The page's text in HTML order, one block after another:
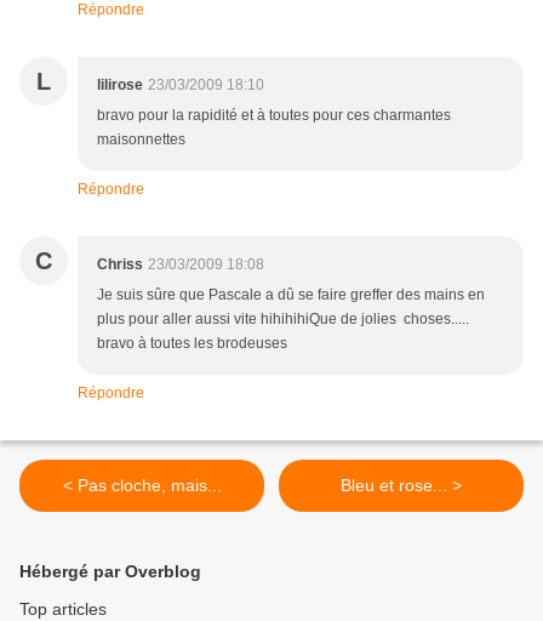
Répondre
L lilirose 23/03/2009 18:10
bravo pour la rapidité et à toutes pour ces charmantes
maisonnettes
Répondre
C Chriss 23/03/2009 18:08
Je suis sûre que Pascale a dû se faire greffer des mains en
plus pour aller aussi vite hihihihiQue de jolies choses.....
bravo à toutes les brodeuses
Répondre
< Pas cloche, mais... Bleu et rose... >
Hébergé par Overblog
Top articles